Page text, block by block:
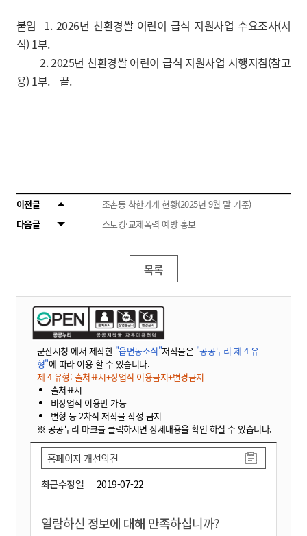
붙임 1. 2026년 친환경쌀 어린이 급식 지원사업 수요조사(서
식) 1부.
2. 2025년 친환경쌀 어린이 급식 지원사업 시행지침(참고
용) 1부. 끝.
이전글
조촌동 착한가게 현황(2025년 9월 말 기준)
다음글
스토킹·교제폭력 예방 홍보
목록
군산시청 에서 제작한 "읍면동소식"저작물은 "공공누리 제 4 유
형"에 따라 이용 할 수 있습니다.
제 4 유형: 출처표시+상업적 이용금지+변경금지
출처표시
비상업적 이용만 가능
변형 등 2차적 저작물 작성 금지
※ 공공누리 마크를 클릭하시면 상세내용을 확인 하실 수 있습니다.
최근수정일 2019-07-22
홈페이지 개선의견
열람하신 정보에 대해 만족하십니까?